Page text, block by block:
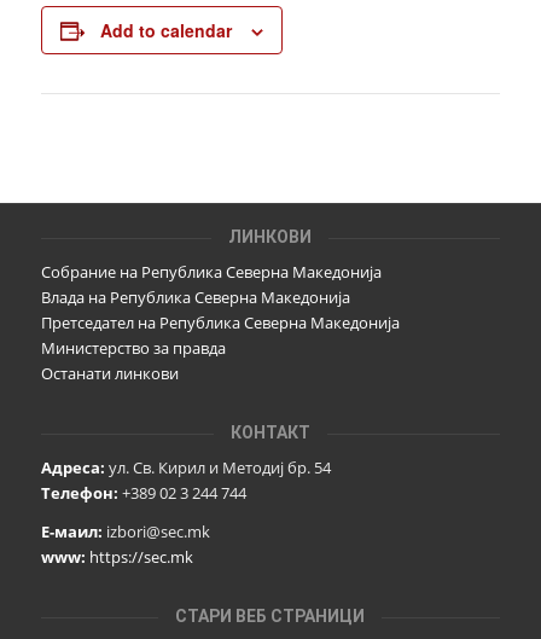
Add to calendar
ЛИНКОВИ
Собрание на Република Северна Македонија
Влада на Република Северна Македонија
Претседател на Република Северна Македонија
Министерство за правда
Останати линкови
КОНТАКТ
Адреса: ул. Св. Кирил и Методиј бр. 54
Телефон: +389 02 3 244 744
Е-маил: izbori@sec.mk
www: https://sec.mk
СТАРИ ВЕБ СТРАНИЦИ